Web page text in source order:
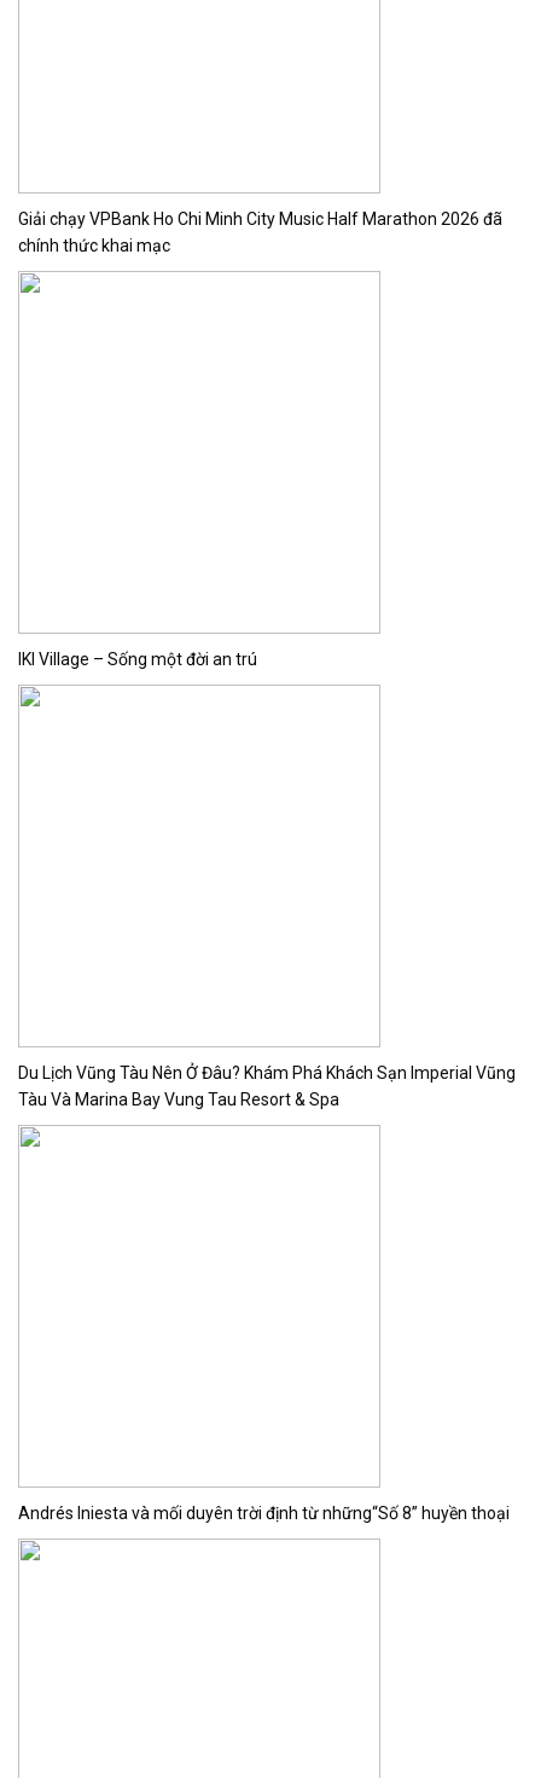
Giải chạy VPBank Ho Chi Minh City Music Half Marathon 2026 đã
chính thức khai mạc
IKI Village – Sống một đời an trú
Du Lịch Vũng Tàu Nên Ở Đâu? Khám Phá Khách Sạn Imperial Vũng
Tàu Và Marina Bay Vung Tau Resort & Spa
Andrés Iniesta và mối duyên trời định từ những“Số 8” huyền thoại